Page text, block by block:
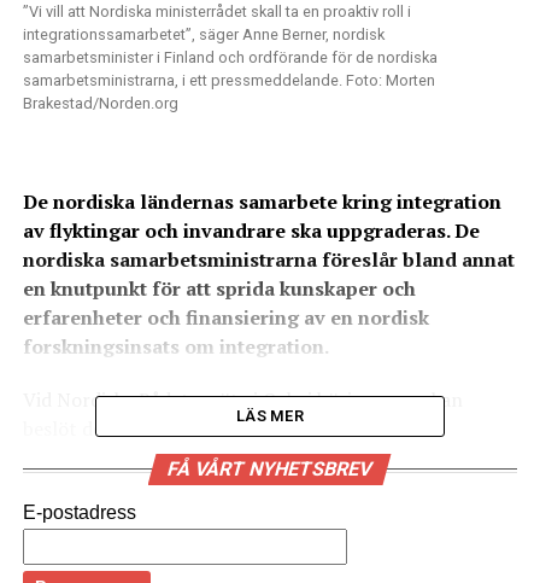
”Vi vill att Nordiska ministerrådet skall ta en proaktiv roll i
integrationssamarbetet”, säger Anne Berner, nordisk
samarbetsminister i Finland och ordförande för de nordiska
samarbetsministrarna, i ett pressmeddelande. Foto: Morten
Brakestad/Norden.org
De nordiska ländernas samarbete kring integration
av flyktingar och invandrare ska uppgraderas. De
nordiska samarbetsministrarna föreslår bland annat
en knutpunkt för att sprida kunskaper och
erfarenheter och finansiering av en nordisk
forskningsinsats om integration.
Vid Nordiska Rådets möte i Oslo i början av veckan
beslöt de nordiska samarbetsministrarna att
mångdubbla resurserna till integrationsarbete.
– Vi vill igångsätta ett ambitiöst nordiskt program som
2016, sade Finlands samarbetsminister Anne Berner
LÄS MER
FÅ VÅRT NYHETSBREV
E-postadress